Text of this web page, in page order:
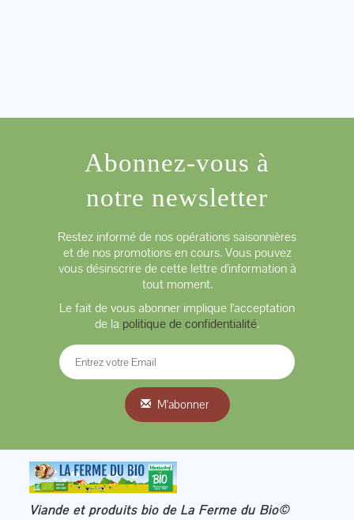
Abonnez-vous à
notre newsletter
Restez informé de nos opérations saisonnières
et de nos promotions en cours. Vous pouvez
vous désinscrire de cette lettre d'information à
tout moment.
Le fait de vous abonner implique l'acceptation
de la politique de confidentialité.
M'abonner
Viande et produits bio de La Ferme du Bio©